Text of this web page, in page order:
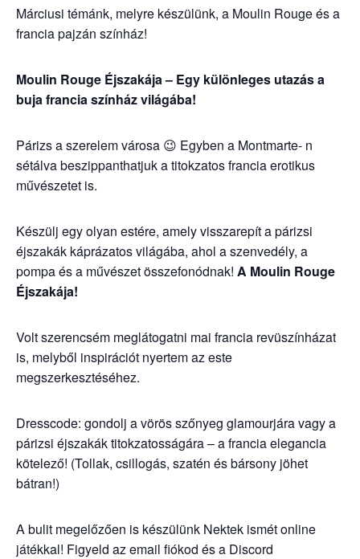
Márciusi témánk, melyre készülünk, a Moulin Rouge és a
francia pajzán színház!
Moulin Rouge Éjszakája – Egy különleges utazás a
buja francia színház világába!
Párizs a szerelem városa 😉 Egyben a Montmarte- n
sétálva beszippanthatjuk a titokzatos francia erotikus
művészetet is.
Készülj egy olyan estére, amely visszarepít a párizsi
éjszakák káprázatos világába, ahol a szenvedély, a
pompa és a művészet összefonódnak! A Moulin Rouge
Éjszakája!
Volt szerencsém meglátogatni mai francia revüszínházat
is, melyből inspirációt nyertem az este
megszerkesztéséhez.
Dresscode: gondolj a vörös szőnyeg glamourjára vagy a
párizsi éjszakák titokzatosságára – a francia elegancia
kötelező! (Tollak, csillogás, szatén és bársony jöhet
bátran!)
A bulit megelőzően is készülünk Nektek ismét online
játékkal! Figyeld az email fiókod és a Discord